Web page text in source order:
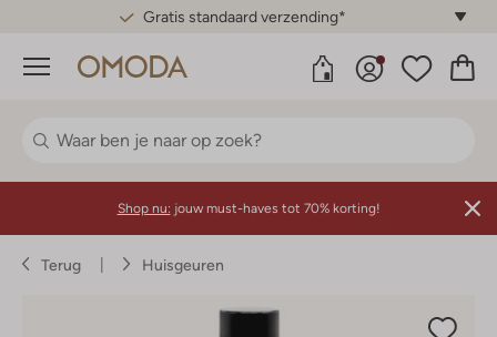
Gratis standaard verzending*
Menu
Shop nu: jouw must-haves tot 70% korting!
Terug Huisgeuren